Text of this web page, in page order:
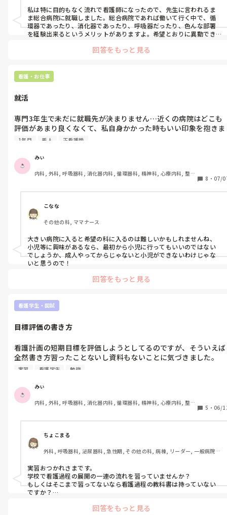
た。
また、内部の試験は第1志望〜第3志望まで必ず書かなければいけ
なく、第1志望に行ける可能性はかなり低いと毎年先輩から言わ
すが、絶対に内部に行かせたいと思ったのか、学年で私だけ推薦
して確実にA病院に行ける事になりました。
でも、そんなこと頼んでいません。B病院を受けることは何度も
までやってあげてるのに外部受けるなんて有り得ないしそれって
人としてどうなの？」と言われました。八方塞がり状態です。
ることができません。申請が通っても貰えるまで１ヶ月かかりま
す。
私の人生のことだから私が決めたいです。推薦されようがされま
いがB病院を受けることは決めていました。なのに推薦されたこ
とで申請を通す気はないとはっきり言われました。
どうしたらいいんでしょうか。諦めた方がいいんでしょうか。
就職担当の事務に相談したら、「1年だけAで働いてその後Bいっ
いです。本当に酷い…
B病院は諦めたくありません。ていうか受かる可能性低いです。
倍率高いので。絶対に行ける可能性が低いのになぜか裏で手を回
されました。
どうしたら話が通じると思いますか？なんかもう疲れちゃって。
ことがもう出来なくなってしまっているので第三者の目線でご意
見頂きたいです。お時間あったらコメントお願いします。
一応エスカレーター式で選べる病院は多いのですが、立地と評判
も最悪だし、実習で行ったら報連相ができていなくてインシデン
トが毎回起きていました。そんなところ行きたくありません。
かってるんですがやはりこの先の人生に関わる重要な分岐点と思
した方がいいのでしょうか……色々不安でぐるぐると悩んでしま
っていて……
グループ系列じゃなくて外部に行きたい具体的な志望理由を来週
っても割と他にもあったり……(奨学金制度や内外の研修など)
皆さんは志望理由を相手方に伝えるとき、どの視点で伝えました
そもその病院にしかないものをみつけようとするから難しいので
しょうか…
私は特に目的もなく流れで看護師になったので、先生に言われるま
ま総合病院に就職しました。総合病院であれば働いて行く中で、循
環器であったり、消化器であったり、呼吸器だったり、色んな部署
を経験出来るというメリットがありますよ。希望とおりに異動でき
回答をもっと見る
看護・お仕事
就活
専門3年生で未だに就職先が決まりません…近くの病院はどこも
評価があまり良くなくて、私自身かかった時もいい印象を抱きま
せんでした。学校経由で入れる病院は立地も人間も最悪です…し
年期)にある方の医療を学んでからじゃないといけないとは思っ
います。でもどこに行こうかなぁとか思ってたらもう7月:(
とっても焦ってます。
先輩ナースの方々は就職先は卒業何か月前に決まりましたか？ま
た、希望の科にストレートで行けましたでしょうか？参考までに
教えて頂きたいです。
1年目 新人 正看護師
みぃ
内科, 外科, 呼吸器科, 消化器内科, 循環器科, 精神科, 心療内科, 整形
科, 消化器外科, 一般病院, 慢性期, 回復期, 終末期, オペ室, 透析
8 ・ 07/
こなな
その他の科, ママナース
大きい病院に入ると希望の科に入るのは難しいかもしれませんね、
小児等に興味があるなら、最初から小児に行ってもいいのではない
でしょうか、成人やってからじゃないと小児ができないわけじゃな
いと思うので！
回答をもっと見る
看護学生・国試
目標評価の書き方
看護計画の短期目標を評価しようとしてるのですが、そういえば
全然書き方習ったことないし資料もないことに気づきました。
な？と思っています。大丈夫だと思いますか…？
↓
①目標達成のために〇月〇日〜をして〜になったため、△月△
日〜という介入をして〜になり、‪✕‬月×日〜という介入をして、
結果〜〜になった。
②これらのことから目標は達成できた/できていないと考える。
実習 看護学生 勉強
みぃ
内科, 外科, 呼吸器科, 消化器内科, 循環器科, 精神科, 心療内科, 整形
科, 消化器外科, 一般病院, 慢性期, 回復期, 終末期, オペ室, 透析
5 ・ 06/
ちょこまる
外科, 呼吸器科, 泌尿器科, 急性期, その他の科, 病棟, リーダー, 一般病院,
実習おつかれさまです。
学校で看護過程の展開の一連の流れを習っていませんか？
もしくはそこまで習ってないなら看護過程の教科書は持っていない
ですか？
回答をもっと見る